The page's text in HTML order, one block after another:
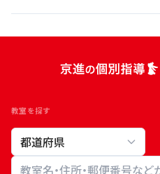
教室を探す
教室検索